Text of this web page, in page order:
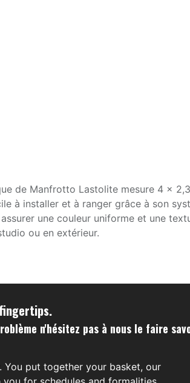
de Manfrotto Lastolite mesure 4 x
à installer et à ranger grâce à son
une couleur uniforme et une
ou en extérieur.
n'hésitez pas à nous le faire
You put together your basket, our